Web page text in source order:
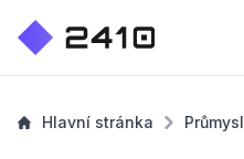
Hlavní stránka